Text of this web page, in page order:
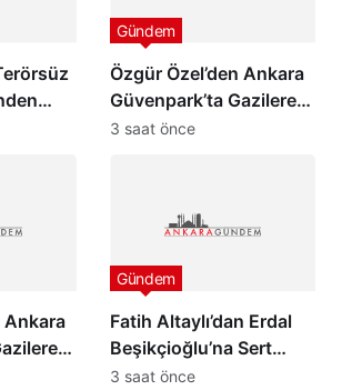
Özgür Özel’den Ankara
Güvenpark’ta Gazilere
Ziyaret ve “Çerçeve
Gündem
3 saat önce
Ankara
Fatih Altaylı’dan Erdal
Beşikçioğlu’na Sert
Tepki: “Siz Kamu
Gündem
3 saat önce